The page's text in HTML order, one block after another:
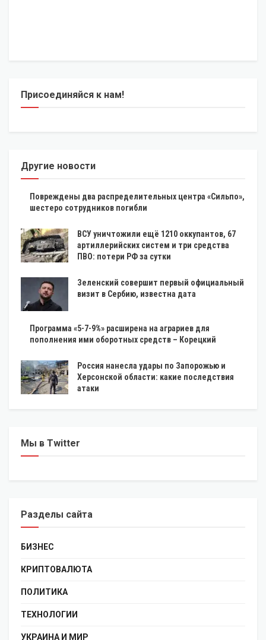
Присоединяйся к нам!
Другие новости
Повреждены два распределительных центра «Сильпо»,
шестеро сотрудников погибли
ВСУ уничтожили ещё 1210 оккупантов, 67
артиллерийских систем и три средства
ПВО: потери РФ за сутки
Зеленский совершит первый официальный
визит в Сербию, известна дата
Программа «5-7-9%» расширена на аграриев для
пополнения ими оборотных средств – Корецкий
Россия нанесла удары по Запорожью и
Херсонской области: какие последствия
атаки
Мы в Twitter
Разделы сайта
БИЗНЕС
КРИПТОВАЛЮТА
ПОЛИТИКА
ТЕХНОЛОГИИ
УКРАИНА И МИР